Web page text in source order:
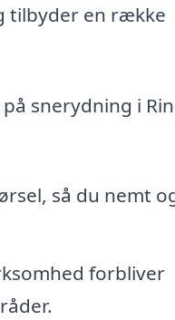
tilbyder en række
snerydning i
så du nemt
forbliver